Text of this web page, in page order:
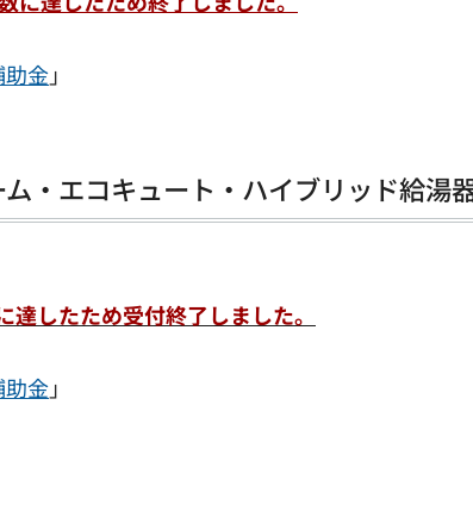
金」
ム・エコキュート・ハイブリッド給湯
したため受付終了しました。
金」